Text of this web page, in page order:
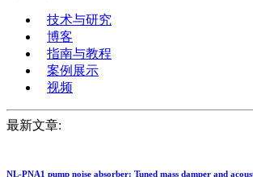
技术与研究
博客
指南与教程
案例展示
视频
最新文章:
NL-PNA1 pump noise absorber: Tuned mass damper and